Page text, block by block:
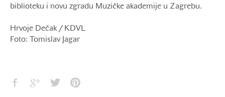
biblioteku i novu zgradu Muzičke akademije u Zagrebu.
Hrvoje Dečak / KDVL
Foto: Tomislav Jagar